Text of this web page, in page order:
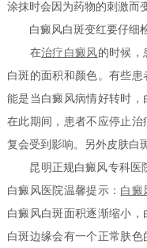
涂抹时会因为药物的刺激而
白癜风白斑变红要仔细
在治疗白癜风的时候，
白斑的面积和颜色。有些
能是当白癜风病情好转时，
在此期间，患者不应停止
复会受到影响。另外皮肤白
昆明正规白癜风专科医
白癜风医院温馨提示： 白癜
白癜风白斑面积逐渐缩小
白斑边缘会有一个正常肤